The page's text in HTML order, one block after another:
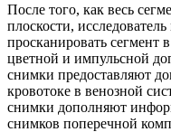
После того, как весь
плоскости,
просканировать сегмент
цветной и импульсной
снимки предоставляют
кровотоке в венозной
снимки дополняют
снимков поперечной